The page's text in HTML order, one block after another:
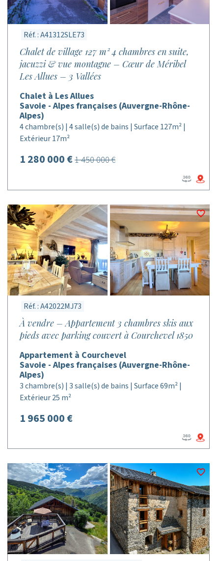
Réf. : A41312SLE73
Chalet de village 127 m² 4 chambres en suite,
jacuzzi & vue montagne – Cœur de Méribel
Les Allues – 3 Vallées
Chalet à Les Allues
Savoie - Alpes françaises (Auvergne-Rhône-
Alpes)
4 chambre(s) | 4 salle(s) de bains | Surface 127m² |
Extérieur 17m²
1 280 000 €1 450 000 €
Réf. : A42022MJ73
À vendre – Appartement 3 chambres skis aux
pieds avec parking couvert à Courchevel 1850
Appartement à Courchevel
Savoie - Alpes françaises (Auvergne-Rhône-
Alpes)
3 chambre(s) | 3 salle(s) de bains | Surface 69m² |
Extérieur 25 m²
1 965 000 €